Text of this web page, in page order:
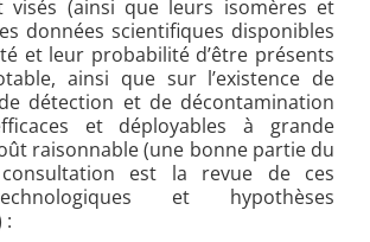
visés (ainsi que leurs isomères et
données scientifiques disponibles
et leur probabilité d’être présents
ainsi que sur l’existence de
détection et de décontamination
et déployables à grande
raisonnable (une bonne partie du
est la revue de ces
et hypothèses
: